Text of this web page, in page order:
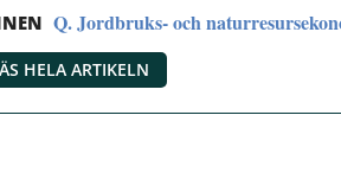
Q. Jordbruks- och
HELA ARTIKELN